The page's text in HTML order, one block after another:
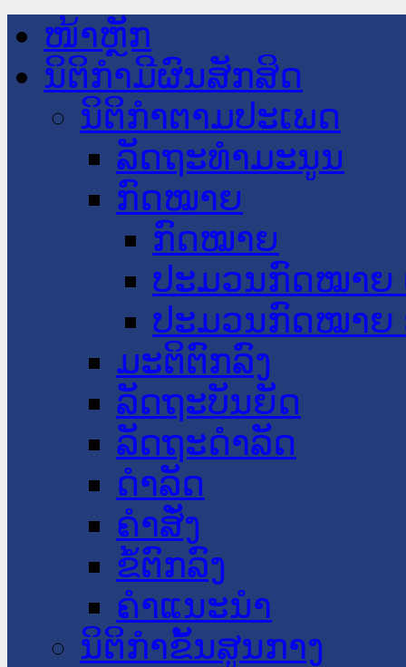
ໜ້າຫຼັກ
ນິຕິກໍາມີຜົນສັກສິດ
ນິຕິກໍາຕາມປະເພດ
ລັດຖະທໍາມະນູນ
ກົດໝາຍ
ກົດໝາຍ
ປະມວນກົດໝາຍ
ປະມວນກົດໝາຍ
ມະຕິຕົກລົງ
ລັດຖະບັນຍັດ
ລັດຖະດໍາລັດ
ດໍາລັດ
ຄໍາສັ່ງ
ຂໍ້ຕົກລົງ
ຄໍາແນະນໍາ
ນິຕິກໍາຂັ້ນສູນກາງ